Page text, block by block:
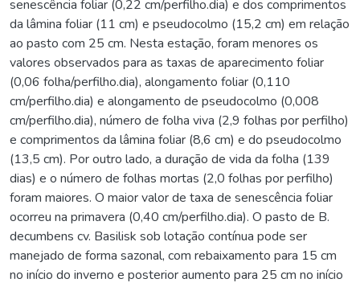
senescência foliar (0,22 cm/perfilho.dia) e dos comprimentos
da lâmina foliar (11 cm) e pseudocolmo (15,2 cm) em relação
ao pasto com 25 cm. Nesta estação, foram menores os
valores observados para as taxas de aparecimento foliar
(0,06 folha/perfilho.dia), alongamento foliar (0,110
cm/perfilho.dia) e alongamento de pseudocolmo (0,008
cm/perfilho.dia), número de folha viva (2,9 folhas por perfilho)
e comprimentos da lâmina foliar (8,6 cm) e do pseudocolmo
(13,5 cm). Por outro lado, a duração de vida da folha (139
dias) e o número de folhas mortas (2,0 folhas por perfilho)
foram maiores. O maior valor de taxa de senescência foliar
ocorreu na primavera (0,40 cm/perfilho.dia). O pasto de B.
decumbens cv. Basilisk sob lotação contínua pode ser
manejado de forma sazonal, com rebaixamento para 15 cm
no início do inverno e posterior aumento para 25 cm no início